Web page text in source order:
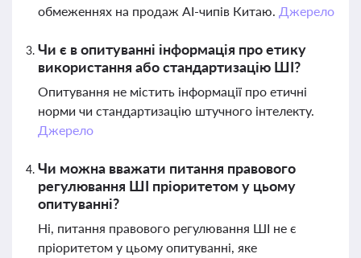
обмеженнях на продаж AI-чипів Китаю. Джерело
Чи є в опитуванні інформація про етику
використання або стандартизацію ШІ?
Опитування не містить інформації про етичні
норми чи стандартизацію штучного інтелекту.
Джерело
Чи можна вважати питання правового
регулювання ШІ пріоритетом у цьому
опитуванні?
Ні, питання правового регулювання ШІ не є
пріоритетом у цьому опитуванні, яке